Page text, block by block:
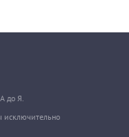
до Я.
исключительно